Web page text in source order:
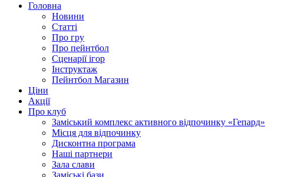
Головна
Новини
Статті
Про гру
Про пейнтбол
Сценарії ігор
Інструктаж
Пейнтбол Магазин
Ціни
Акції
Про клуб
Заміський комплекс активного відпочинку «Гепард»
Місця для відпочинку
Дисконтна програма
Наші партнери
Зала слави
Заміські бази